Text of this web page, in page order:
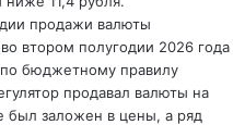
продажи валюты
втором полугодии 2026 года
бюджетному правилу
продавал валюты на
был заложен в цены, а ряд